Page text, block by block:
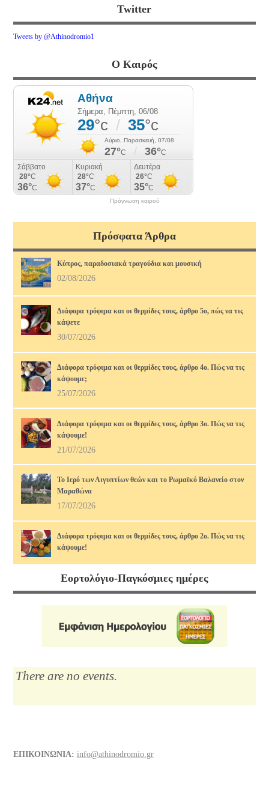
Twitter
Tweets by @Athinodromio1
Ο Καιρός
Πρόγνωση καιρού
Πρόσφατα Άρθρα
Κύπρος, παραδοσιακά τραγούδια και μουσική
02/08/2026
Διάφορα τρόφιμα και οι θερμίδες τους, άρθρο 5ο, πώς να τις
κάψετε
30/07/2026
Διάφορα τρόφιμα και οι θερμίδες τους, άρθρο 4ο. Πώς να τις
κάψουμε;
25/07/2026
Διάφορα τρόφιμα και οι θερμίδες τους, άρθρο 3ο. Πώς να τις
κάψουμε!
21/07/2026
Το Ιερό των Αιγυπτίων θεών και το Ρωμαϊκό Βαλανείο στον
Μαραθώνα
17/07/2026
Διάφορα τρόφιμα και οι θερμίδες τους, άρθρο 2ο. Πώς να τις
κάψουμε!
Μαρία Κάλλας, η αιώνια: οι ωραιότερες άριες
12/07/2026
05/07/2026
Εορτολόγιο-Παγκόσμιες ημέρες
There are no events.
ΕΠΙΚΟΙΝΩΝΙΑ: info@athinodromio.gr